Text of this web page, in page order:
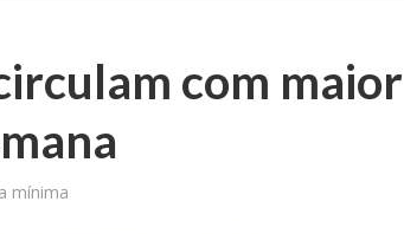
com maior
mínima